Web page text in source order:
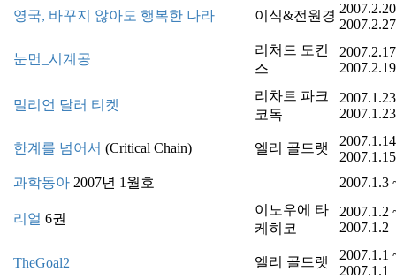
영국, 바꾸지 않아도 행복한 나라 이식&전원경
2007.2.27
눈먼_시계공
리처드 도킨
스
2007.2.19
밀리언 달러 티켓
리차트 파크
코독
2007.1.23
한계를 넘어서 (Critical Chain) 엘리 골드랫
2007.1.15
과학동아 2007년 1월호 2007.1.3
리얼 6권
이노우에 타
케히코
2007.1.2
2007.1.2
TheGoal2 엘리 골드랫
2007.1.1
2007.1.1